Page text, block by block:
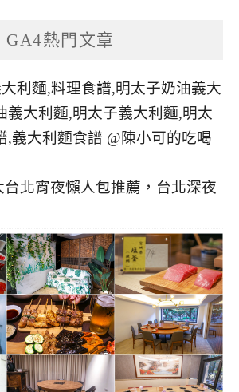
GA4熱門文章
台北宵夜懶人包推薦，台北深夜